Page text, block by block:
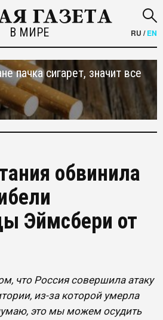
В МИРЕ RU /EN
пачка сигарет, значит все
обвинила
Эймсбери от
что Россия совершила атаку
из-за которой умерла
это мы можем осудить